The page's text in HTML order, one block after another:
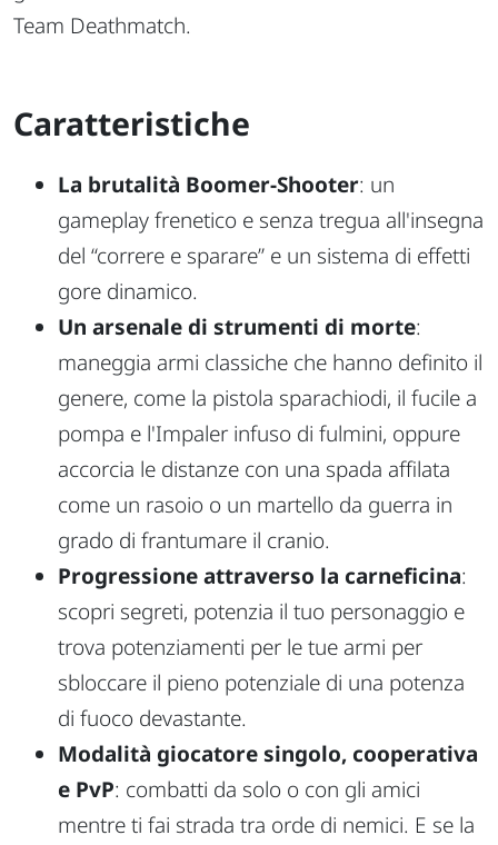
Team Deathmatch.
Caratteristiche
La brutalità Boomer-Shooter: un
gameplay frenetico e senza tregua all'insegna
del “correre e sparare” e un sistema di effetti
gore dinamico.
Un arsenale di strumenti di morte:
maneggia armi classiche che hanno definito il
genere, come la pistola sparachiodi, il fucile a
pompa e l'Impaler infuso di fulmini, oppure
accorcia le distanze con una spada affilata
come un rasoio o un martello da guerra in
grado di frantumare il cranio.
Progressione attraverso la carneficina:
scopri segreti, potenzia il tuo personaggio e
trova potenziamenti per le tue armi per
sbloccare il pieno potenziale di una potenza
di fuoco devastante.
Modalità giocatore singolo, cooperativa
e PvP: combatti da solo o con gli amici
mentre ti fai strada tra orde di nemici. E se la